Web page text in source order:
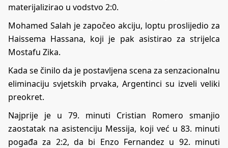
materijalizirao u vodstvo 2:0.
Mohamed Salah je započeo akciju, loptu proslijedio za
Haissema Hassana, koji je pak asistirao za strijelca
Mostafu Zika.
Kada se činilo da je postavljena scena za senzacionalnu
eliminaciju svjetskih prvaka, Argentinci su izveli veliki
preokret.
Najprije je u 79. minuti Cristian Romero smanjio
zaostatak na asistenciju Messija, koji već u 83. minuti
pogađa za 2:2, da bi Enzo Fernandez u 92. minuti